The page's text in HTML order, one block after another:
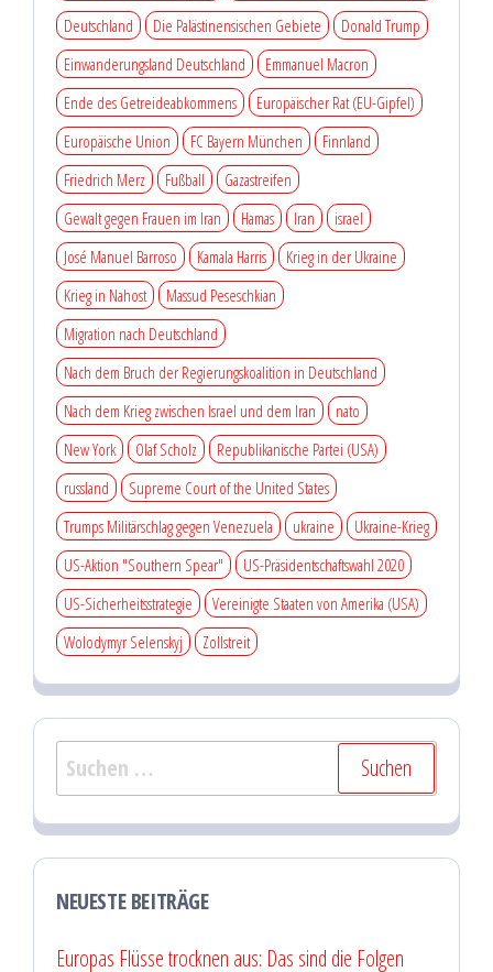
Deutschland
Die Palästinensischen Gebiete
Donald Trump
Einwanderungsland Deutschland
Emmanuel Macron
Ende des Getreideabkommens
Europäischer Rat (EU-Gipfel)
Europäische Union
FC Bayern München
Finnland
Friedrich Merz
Fußball
Gazastreifen
Gewalt gegen Frauen im Iran
Hamas Iran
israel
José Manuel Barroso
Kamala Harris
Krieg in der Ukraine
Krieg in Nahost
Massud Peseschkian
Migration nach Deutschland
Nach dem Bruch der Regierungskoalition in Deutschland
Nach dem Krieg zwischen Israel und dem Iran
nato
New York
Olaf Scholz
Republikanische Partei (USA)
russland
Supreme Court of the United States
Trumps Militärschlag gegen Venezuela
ukraine
Ukraine-Krieg
US-Aktion "Southern Spear"
US-Präsidentschaftswahl 2020
US-Sicherheitsstrategie
Vereinigte Staaten von Amerika (USA)
Wolodymyr Selenskyj
Zollstreit
Suchen
nach:
NEUESTE BEITRÄGE
Europas Flüsse trocknen aus: Das sind die Folgen